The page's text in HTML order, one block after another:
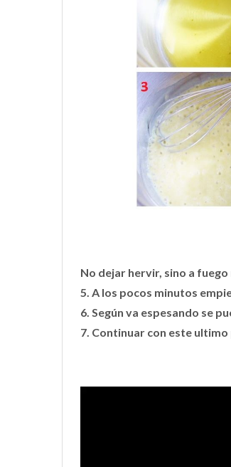
No dejar hervir, sino a
5. A los pocos minutos
6. Según va espesando se
7. Continuar con este ultimo